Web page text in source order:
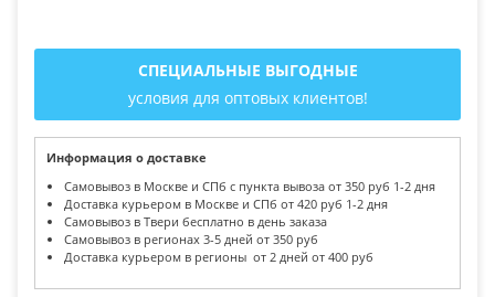
СПЕЦИАЛЬНЫЕ ВЫГОДНЫЕ
условия для оптовых клиентов!
Информация о доставке
Самовывоз в Москве и СПб с пункта вывоза от 350 руб 1-2 дня
Доставка курьером в Москве и СПб от 420 руб 1-2 дня
Самовывоз в Твери бесплатно в день заказа
Самовывоз в регионах 3-5 дней от 350 руб
Доставка курьером в регионы от 2 дней от 400 руб